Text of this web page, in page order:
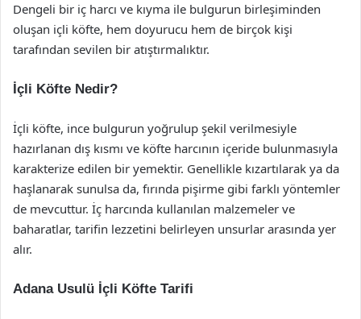
Dengeli bir iç harcı ve kıyma ile bulgurun birleşiminden
oluşan içli köfte, hem doyurucu hem de birçok kişi
tarafından sevilen bir atıştırmalıktır.
İçli Köfte Nedir?
İçli köfte, ince bulgurun yoğrulup şekil verilmesiyle
hazırlanan dış kısmı ve köfte harcının içeride bulunmasıyla
karakterize edilen bir yemektir. Genellikle kızartılarak ya da
haşlanarak sunulsa da, fırında pişirme gibi farklı yöntemler
de mevcuttur. İç harcında kullanılan malzemeler ve
baharatlar, tarifin lezzetini belirleyen unsurlar arasında yer
alır.
Adana Usulü İçli Köfte Tarifi